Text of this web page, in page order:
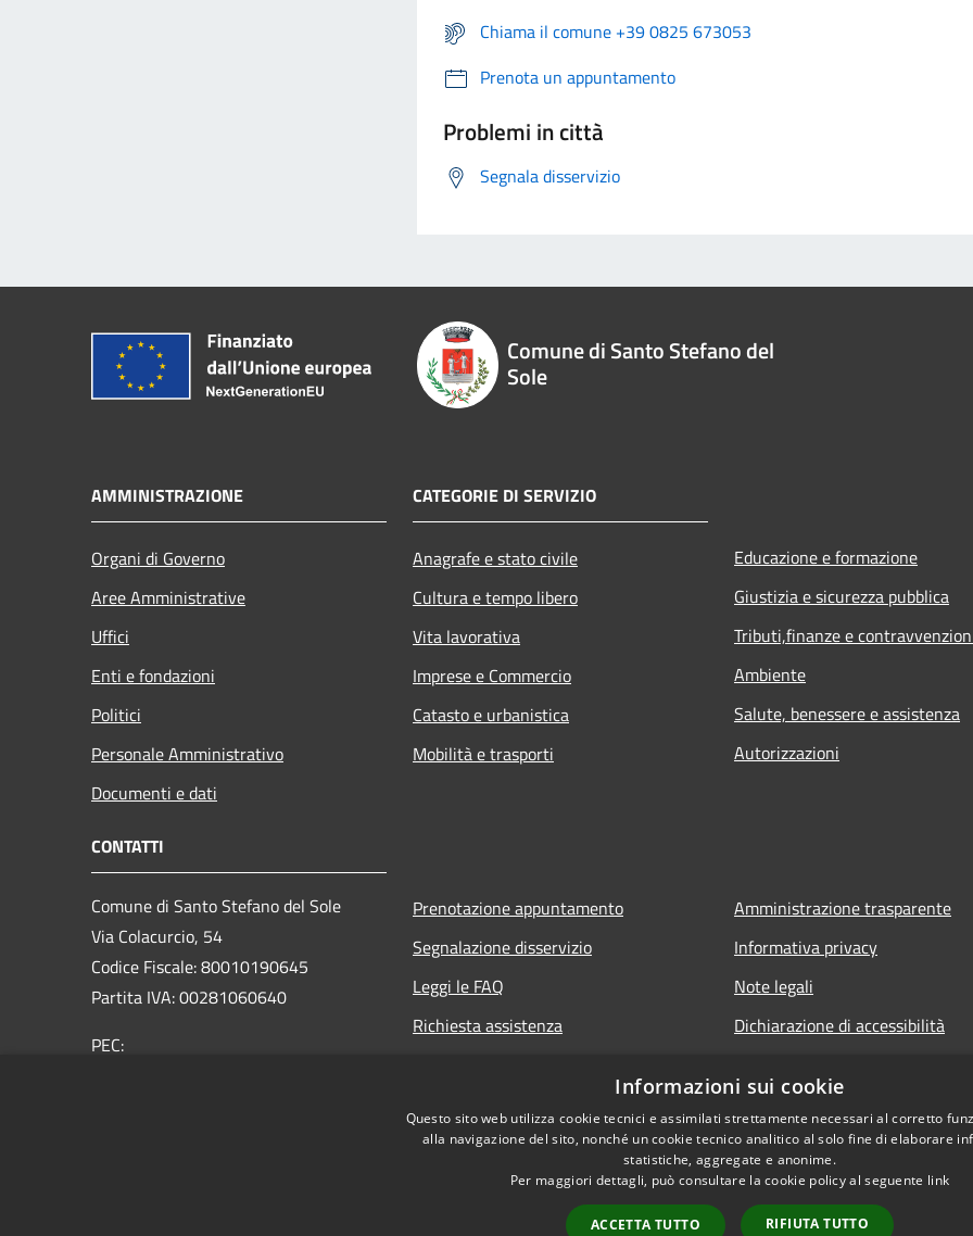
Chiama il comune +39 0825 673053
Prenota un appuntamento
Problemi in città
Segnala disservizio
Comune di Santo Stefano del
Sole
AMMINISTRAZIONE
Organi di Governo
Aree Amministrative
Uffici
Enti e fondazioni
Politici
Personale Amministrativo
Documenti e dati
CATEGORIE DI SERVIZIO
Anagrafe e stato civile
Cultura e tempo libero
Vita lavorativa
Imprese e Commercio
Catasto e urbanistica
Mobilità e trasporti
Educazione e formazione
Giustizia e sicurezza pubblica
Tributi,finanze e
Ambiente
Salute, benessere e assistenza
Autorizzazioni
CONTATTI
Comune di Santo Stefano del Sole
Via Colacurcio, 54
Codice Fiscale: 80010190645
Partita IVA: 00281060640
PEC:
Prenotazione appuntamento
Segnalazione disservizio
Leggi le FAQ
Richiesta assistenza
Amministrazione trasparente
Informativa privacy
Note legali
Dichiarazione di accessibilità
Informazioni sui cookie
Questo sito web utilizza cookie tecnici e assimilati strettamente necessari al corretto
alla navigazione del sito, nonché un cookie tecnico analitico al solo fine di elaborare
statistiche, aggregate e anonime.
Per maggiori dettagli, può consultare la cookie policy al seguente link
ACCETTA TUTTO RIFIUTA TUTTO